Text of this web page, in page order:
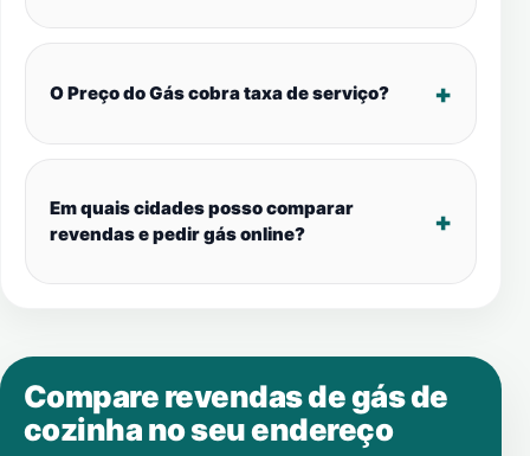
O Preço do Gás cobra taxa de serviço?
Em quais cidades posso comparar
revendas e pedir gás online?
Compare revendas de gás de
cozinha no seu endereço